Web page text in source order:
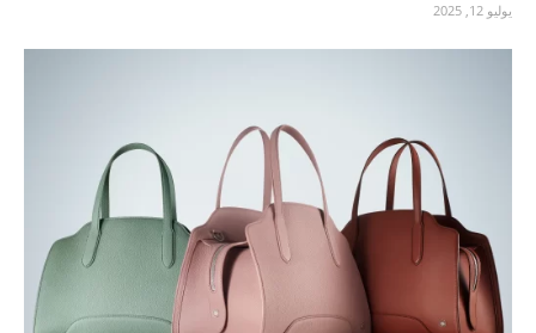
يوليو 12, 2025